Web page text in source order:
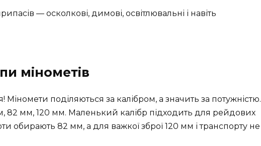
— осколкові, димові, освітлювальні і навіть
мінометів
поділяються за калібром, а значить за потужністю.
мм, 120 мм. Маленький калібр підходить для рейдових
обирають 82 мм, а для важкої зброї 120 мм і транспорту не